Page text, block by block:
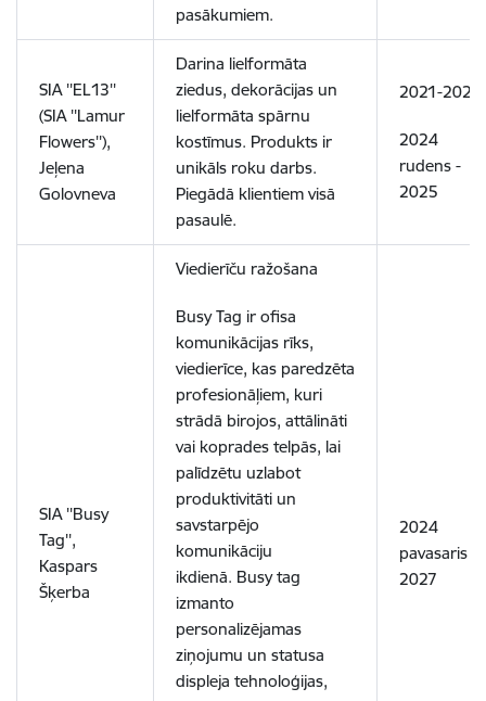
pasākumiem.
SIA ''EL13''
(SIA ''Lamur
Flowers''),
Jeļena
Golovneva
Darina lielformāta
ziedus, dekorācijas un
lielformāta spārnu
kostīmus. Produkts ir
unikāls roku darbs.
Piegādā klientiem visā
pasaulē.
2021-2024
2024
rudens -
2025
SIA ''Busy
Tag'',
Kaspars
Šķerba
Viedierīču ražošana
Busy Tag ir ofisa
komunikācijas rīks,
viedierīce, kas paredzēta
profesionāļiem, kuri
strādā birojos, attālināti
vai koprades telpās, lai
palīdzētu uzlabot
produktivitāti un
savstarpējo
komunikāciju
ikdienā. Busy tag
izmanto
personalizējamas
ziņojumu un statusa
displeja tehnoloģijas,
2024
pavasaris -
2027